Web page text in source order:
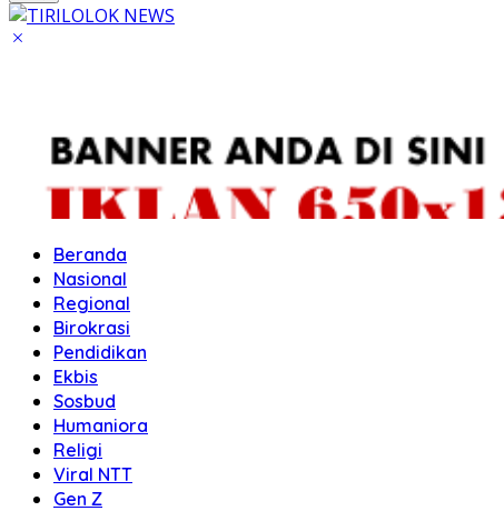
Beranda
Nasional
Regional
Birokrasi
Pendidikan
Ekbis
Sosbud
Humaniora
Religi
Viral NTT
Gen Z